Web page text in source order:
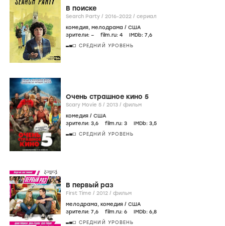
В поиске
Search Party / 2016-2022 / сериал
комедия, мелодрама / США
зрители: – film.ru: 4 IMDb: 7,6
СРЕДНИЙ УРОВЕНЬ
Очень страшное кино 5
Scary Movie 5 / 2013 / фильм
комедия / США
зрители: 3,6 film.ru: 3 IMDb: 3,5
СРЕДНИЙ УРОВЕНЬ
В первый раз
First Time / 2012 / фильм
мелодрама, комедия / США
зрители: 7,6 film.ru: 6 IMDb: 6,8
СРЕДНИЙ УРОВЕНЬ